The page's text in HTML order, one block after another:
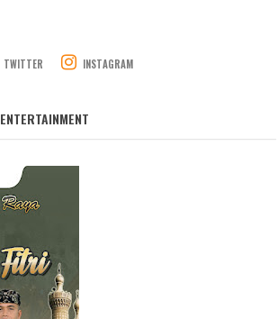
TWITTER INSTAGRAM
ENTERTAINMENT